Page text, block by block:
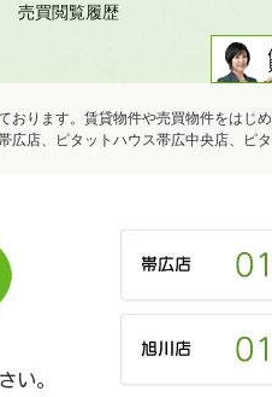
売買閲覧履歴
おります。賃貸物件や売買物件をは
広店、ピタットハウス帯広中央店、ピ
い。